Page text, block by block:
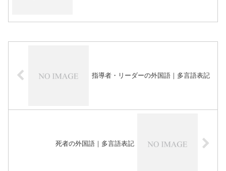
指導者・リーダーの外国語｜多言語表記
死者の外国語｜多言語表記